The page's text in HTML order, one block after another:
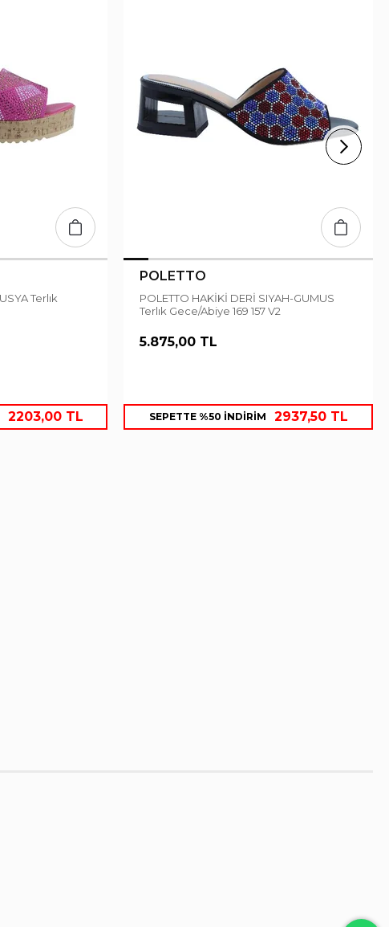
2203,00 TL
POLETTO
POLETTO HAKİKİ DERİ SIYAH-GUMUS
Terlık Gece/Abiye 169 157 V2
5.875,00 TL
SEPETTE %50 İNDİRİM 2937,50 TL